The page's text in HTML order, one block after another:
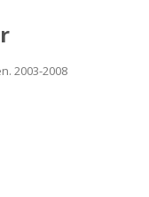
2003-2008
content